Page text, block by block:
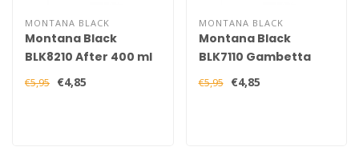
MONTANA BLACK
Montana Black
BLK8210 After 400 ml
€5,95 €4,85
MONTANA BLACK
Montana Black
BLK7110 Gambetta
400 ml
€5,95 €4,85